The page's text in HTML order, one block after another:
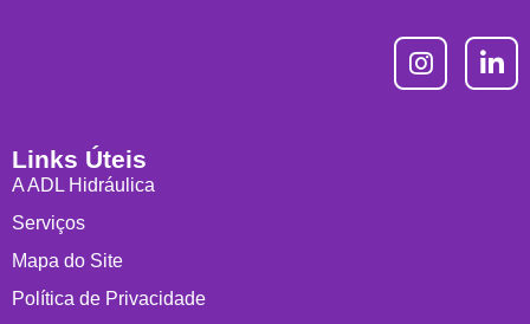
Links Úteis
A ADL Hidráulica
Serviços
Mapa do Site
Política de Privacidade